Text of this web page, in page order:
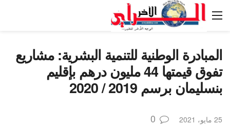
المبادرة الوطنية للتنمية البشرية: مشاريع
تفوق قيمتها 44 مليون درهم بإقليم
بنسليمان برسم 2019 / 2020
25 مايو، 2021 0